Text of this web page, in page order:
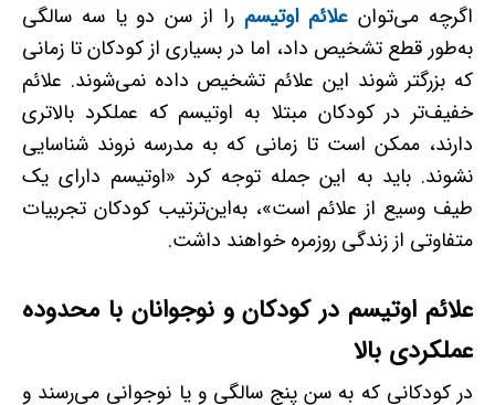
اگرچه می‌توان علائم اوتیسم را از سن دو یا سه‌ سالگی
به‌طور قطع تشخیص داد، اما در بسیاری از کودکان تا زمانی
که بزرگتر شوند این علائم تشخیص داده نمی‌شوند. علائم
خفیف‌تر در کودکان مبتلا به اوتیسم که عملکرد بالاتری
دارند، ممکن است تا زمانی که به مدرسه نروند شناسایی
نشوند. باید به این جمله توجه کرد «اوتیسم دارای یک
طیف وسیع از علائم است»، به‌این‌ترتیب کودکان تجربیات
متفاوتی از زندگی روزمره خواهند داشت.
علائم اوتیسم در کودکان و نوجوانان با محدوده
عملکردی بالا
در کودکانی که به سن پنج ‌سالگی و یا نوجوانی می‌رسند و